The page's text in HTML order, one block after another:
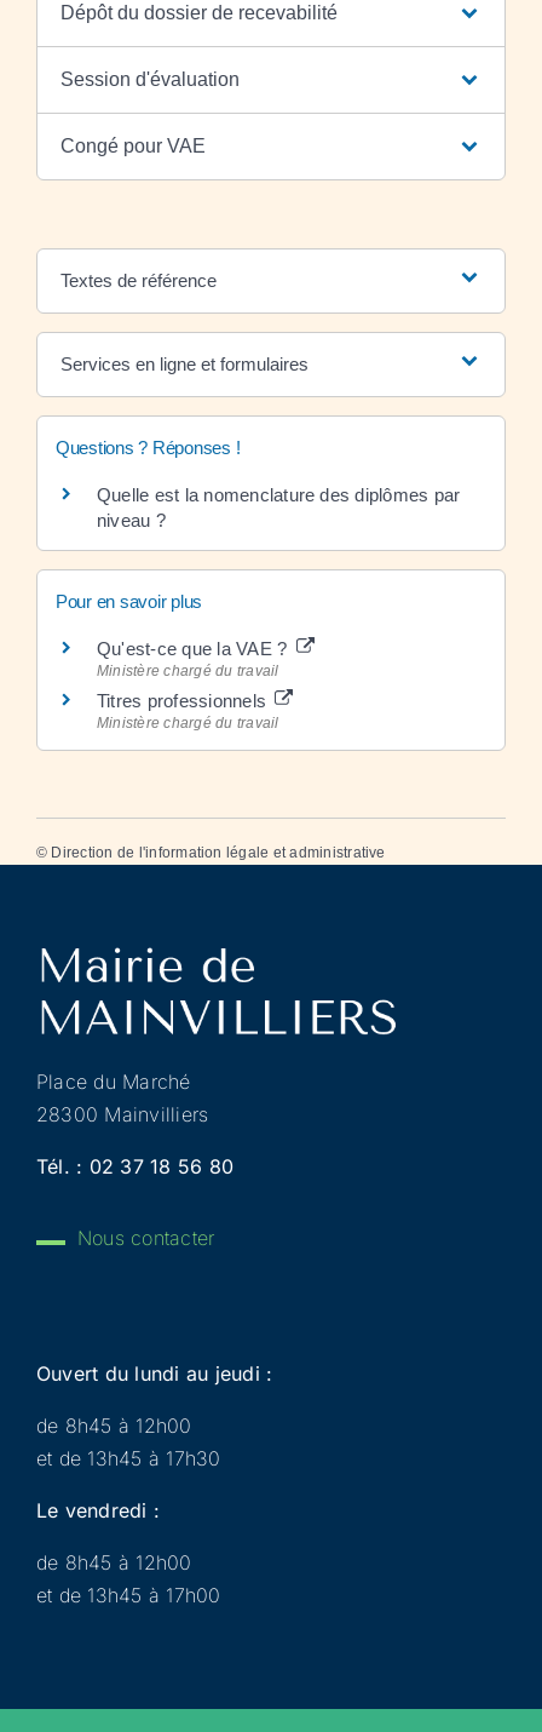
Dépôt du dossier de recevabilité
Session d'évaluation
Congé pour VAE
Textes de référence
Services en ligne et formulaires
Questions ? Réponses !
Quelle est la nomenclature des diplômes par
niveau ?
Pour en savoir plus
Qu'est-ce que la VAE ?
Ministère chargé du travail
Titres professionnels
Ministère chargé du travail
© Direction de l'information légale et administrative
Place du Marché
28300 Mainvilliers
Tél. : 02 37 18 56 80
Nous contacter
Ouvert du lundi au jeudi :
de 8h45 à 12h00
et de 13h45 à 17h30
Le vendredi :
de 8h45 à 12h00
et de 13h45 à 17h00